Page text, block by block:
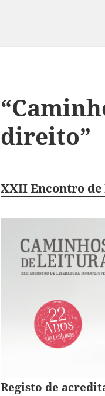
direito”
XXII Encontro
Registo de